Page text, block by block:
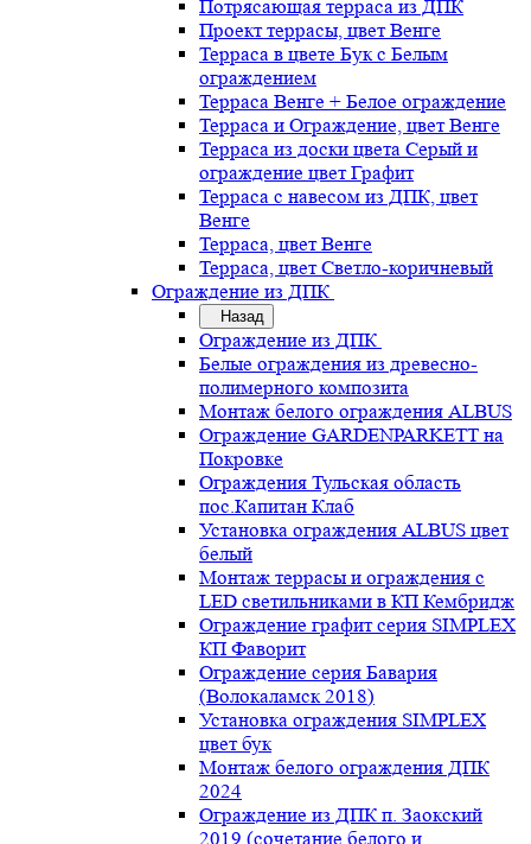
Потрясающая терраса из ДПК
Проект террасы, цвет Венге
Терраса в цвете Бук с Белым
ограждением
Терраса Венге + Белое ограждение
Терраса и Ограждение, цвет Венге
Терраса из доски цвета Серый и
ограждение цвет Графит
Терраса с навесом из ДПК, цвет
Венге
Терраса, цвет Венге
Терраса, цвет Светло-коричневый
Ограждение из ДПК
Назад
Ограждение из ДПК
Белые ограждения из древесно-
полимерного композита
Монтаж белого ограждения ALBUS
Ограждение GARDENPARKETT на
Покровке
Ограждения Тульская область
пос.Капитан Клаб
Установка ограждения ALBUS цвет
белый
Монтаж террасы и ограждения с
LED светильниками в КП Кембридж
Ограждение графит серия SIMPLEX
КП Фаворит
Ограждение серия Бавария
(Волокаламск 2018)
Установка ограждения SIMPLEX
цвет бук
Монтаж белого ограждения ДПК
2024
Ограждение из ДПК п. Заокский
2019 (сочетание белого и